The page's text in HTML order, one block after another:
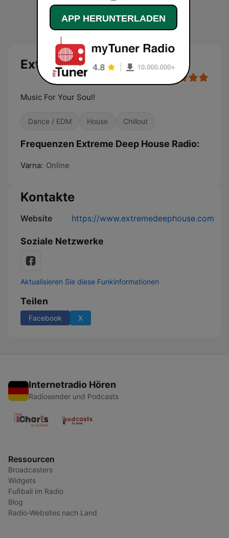
Extreme Deep House Radio
Music For Your Soul!
Dance / EDM House Chillout
Frequenzen Extreme Deep House Radio:
Varna: Online
Kontakte
Website https://www.extremedeephouse.com
Soziale Netzwerke
Aktualisieren Sie diese Funkinformationen
Teilen
Facebook X
Internetradio Hören
Radiosender und Podcasts
Ressourcen
Broadcasters
Widgets
Fußball im Radio
Blog
Radio-Websites nach Land
APP HERUNTERLADEN